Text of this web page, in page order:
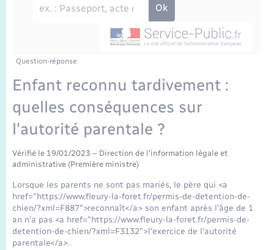
Etat-civil - Papiers - Citoyenneté
Parrainage civil
Concessions funéraires
Nouvel habitant
Numérique
Organisation d’événement
Sécurité - Prévention
Seniors
Transports scolaires
Travaux - Autorisation d’occupation de l’espace
Plan interactif
Question-réponse
Enfant reconnu tardivement :
quelles conséquences sur
l'autorité parentale ?
Vérifié le 19/01/2023 – Direction de l'information légale et
administrative (Première ministre)
Lorsque les parents ne sont pas mariés, le père qui <a
href="https://www.fleury-la-foret.fr/permis-de-detention-de-
chien/?xml=F887">reconnaît</a> son enfant après l'âge de 1
an n'a pas <a href="https://www.fleury-la-foret.fr/permis-de-
detention-de-chien/?xml=F3132">l'exercice de l'autorité
parentale</a>.